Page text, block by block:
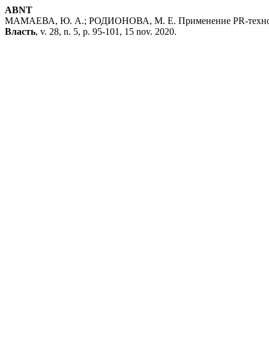
ABNT
МАМАЕВА, Ю. А.; РОДИОНОВА, М. Е. Применение PR-
Власть, v. 28, n. 5, p. 95-101, 15 nov. 2020.